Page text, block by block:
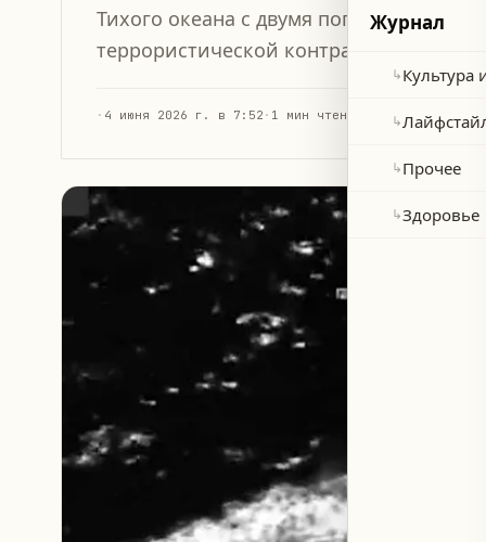
Тихого океана с двумя погибшими,
террористической контрабанде.
· 4 июня 2026 г. в 7:52 · 1 мин чтения
Журнал
↳Культура
↳
↳Прочее
↳Здоровье